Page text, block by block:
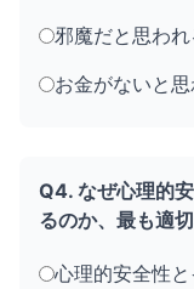
邪魔だと思わ
お金がないと
Q4. なぜ心理的
るのか、最も適
心理的安全性